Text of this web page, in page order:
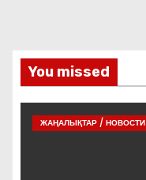
You missed
ЖАҢАЛЫҚТАР / НОВОСТИ